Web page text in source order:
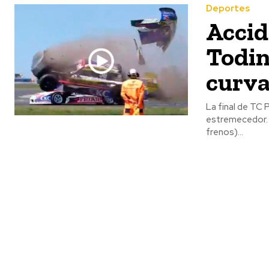
Deportes
La final de TC
estremecedor.
frenos)...